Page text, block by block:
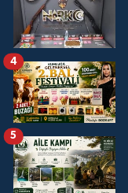
4
5